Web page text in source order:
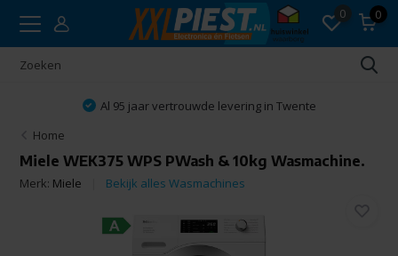
0 0
Al 95 jaar vertrouwde levering in Twente
Home
Miele WEK375 WPS PWash & 10kg Wasmachine.
Merk: Miele Bekijk alles Wasmachines